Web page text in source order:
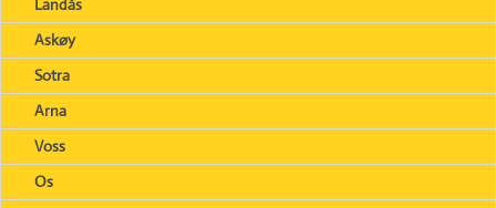
Askøy
Sotra
Arna
Voss
Os